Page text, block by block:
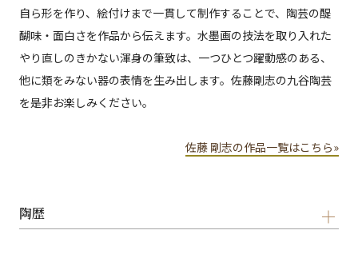
自ら形を作り、絵付けまで一貫して制作することで、陶芸の醍
醐味・面白さを作品から伝えます。水墨画の技法を取り入れた
やり直しのきかない渾身の筆致は、一つひとつ躍動感のある、
他に類をみない器の表情を生み出します。佐藤剛志の九谷陶芸
を是非お楽しみください。
佐藤 剛志の作品一覧はこちら»
陶歴